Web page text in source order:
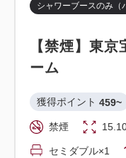
シャワーブースのみ（
【禁煙】東
ーム
獲得ポイント 459~
禁煙
セミダブル×1